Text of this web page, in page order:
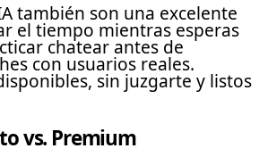
también son una excelente
el tiempo mientras esperas
chatear antes de
con usuarios reales.
sin juzgarte y listos
vs. Premium